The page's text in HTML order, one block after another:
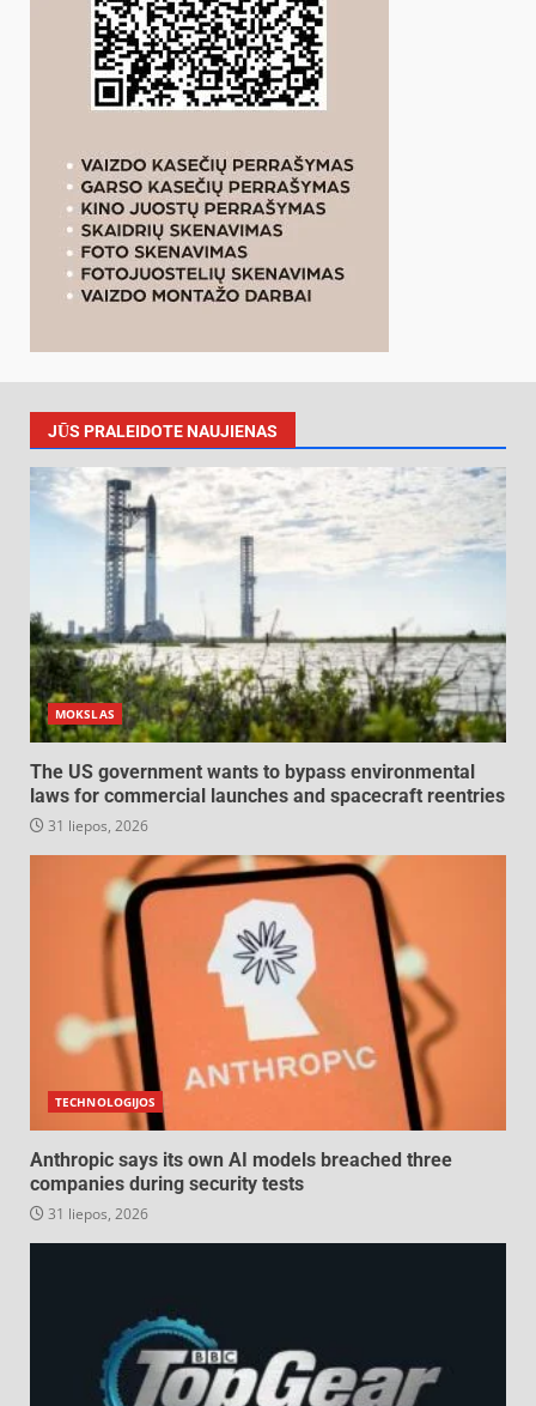
JŪS PRALEIDOTE NAUJIENAS
MOKSLAS
The US government wants to bypass environmental
laws for commercial launches and spacecraft reentries
31 liepos, 2026
TECHNOLOGIJOS
Anthropic says its own AI models breached three
companies during security tests
31 liepos, 2026